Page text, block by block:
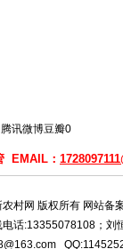
腾讯微博豆瓣0
EMAIL：
农村网 版权所有 网站备
电话:13355078108；刘